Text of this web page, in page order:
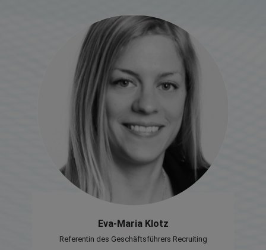
Eva-Maria Klotz
Referentin des Geschäftsführers Recruiting